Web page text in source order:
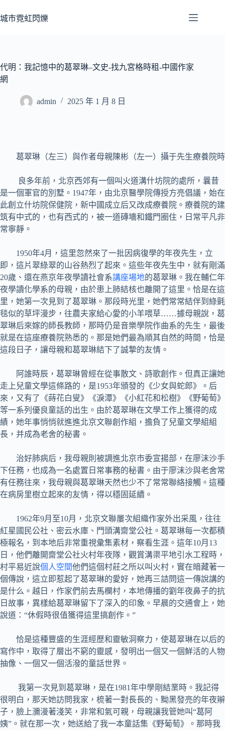
至
容
城市霓虹閃爍
代明：我記憶中的葛翠琳–文史-找九宮格時租-中國作家
網
admin 2025 年 1 月 8 日
葛翠琳（左三）與作者母親陳彬（左一）攝于先生療養院時
良多年前，北京西郊有一個叫火道溝什坊院的處所，曩昔
是一個軍官的別墅。1947年，由北京醫學院傳授方亮倡議，始在
此創立什坊院保健院，新中國成立后又改成療養院。療養院的建
筑有中式的，也有西式的，被一道磚墻和鐵門圈住，日常平凡非
常寧靜。
1950年4月，這里忽然來了一批因病復學的年夜先生，立
即，這片翠綠翠的山谷熱烈了起來。這些年夜先生中，就有剛滿
20歲、還在燕京年夜學讀社會系講座場地的葛翠琳。我在輔仁年
夜學讀化學系的母親，由於患上肺結核也離開了這里。恰是在這
里，她第一次見到了葛翠琳。那段時光里，她們常常結伴到綠氈
毯似的草坪漫步，往農夫家給心愛的小羊喂草……據母親說，葛
翠琳后來嫁的師長教師，那時仍是音樂學院作曲系的先生，最後
就是在這座療養院熟悉的。那是她們最為順其自然的時間，恰是
這段日子，讓母親和葛翠琳結下了誠摯的友情。
阿誰時辰，葛翠琳曾經在從事散文、詩歌創作。但真正讓她
走上兒童文學這條路的，是1953年頒發的《少女與蛇郎》。后
來，又有了《蒔花白叟》《淚潭》《小紅花和松樹》《野葡萄》
等一系列優良童話的出生。由於葛翠琳在文學工作上獲得的成
績，她年事悄悄就進進北京文聯創作組，擔負了兒童文學組組
長，并成為老舍的秘書。
治好肺病后，我母親則被調進北京市委宣揚部，在廖沫沙手
下任務，也成為一名處置日常事務的秘書。由于廖沫沙與老舍常
有任務往來，我母親與葛翠琳天然也少不了常常聯絡接觸。這種
在病房里樹立起來的友情，得以穩固延續。
1962年9月至10月，北京文聯屢次組織作家外出采風，往往
紅星國民公社、密云水庫、門頭溝齋堂公社。葛翠琳每一次都積
極報名，到本地后非常重視彙集素材，察看生涯。這年10月13
日，他們離開齋堂公社火村年夜隊，觀賞溝渠平地引水工程時，
村平易近說個人空間他們這個村莊之所以叫火村，實在暗藏著一
個傳說，這立即惹起了葛翠琳的愛好，她再三詰問這一傳說講的
是什么。越日，作家們前去馬欄村，本地傳播的劉年夜鼻子的抗
日故事，異樣給葛翠琳留下了深入的印象。早晨的交通會上，她
說道：“休假時很值獲得這里搞創作。”
恰是這種豐盛的生涯經歷和靈敏洞察力，使葛翠琳在以后的
寫作中，取得了層出不窮的靈感，發明出一個又一個鮮活的人物
抽像、一個又一個活潑的童話世界。
我第一次見到葛翠琳，是在1981年中學剛結業時。我記得
很明白，那天她訪問我家，梳著一對長長的、黝黑發亮的年夜辮
子，臉上瀰漫著淺笑，非常和氣可親，母親讓我管她叫“葛阿
姨”。就在那一次，她送給了我一本童話集《野葡萄》。那時我